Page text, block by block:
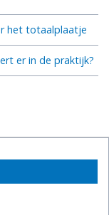
het totaalplaatje
er in de praktijk?